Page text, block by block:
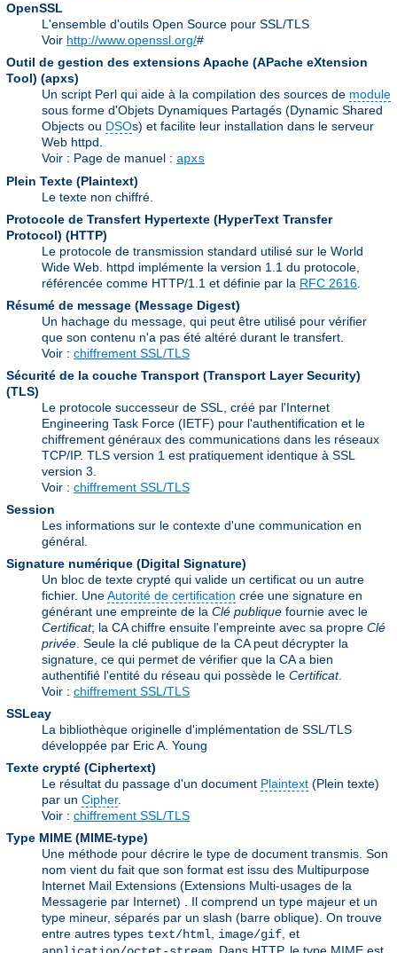
OpenSSL
L'ensemble d'outils Open Source pour SSL/TLS
Voir http://www.openssl.org/#
Outil de gestion des extensions Apache (APache eXtension
Tool) (apxs)
Un script Perl qui aide à la compilation des sources de module
sous forme d'Objets Dynamiques Partagés (Dynamic Shared
Objects ou DSOs) et facilite leur installation dans le serveur
Web httpd.
Voir : Page de manuel : apxs
Plein Texte (Plaintext)
Le texte non chiffré.
Protocole de Transfert Hypertexte (HyperText Transfer
Protocol) (HTTP)
Le protocole de transmission standard utilisé sur le World
Wide Web. httpd implémente la version 1.1 du protocole,
référencée comme HTTP/1.1 et définie par la RFC 2616
Résumé de message (Message Digest)
Un hachage du message, qui peut être utilisé pour vérifier
que son contenu n'a pas été altéré durant le transfert.
Voir : chiffrement SSL/TLS
Sécurité de la couche Transport (Transport Layer Security)
(TLS)
Le protocole successeur de SSL, créé par l'Internet
Engineering Task Force (IETF) pour l'authentification et le
chiffrement généraux des communications dans les réseaux
TCP/IP. TLS version 1 est pratiquement identique à SSL
version 3.
Voir : chiffrement SSL/TLS
Session
Les informations sur le contexte d'une communication en
général.
Signature numérique (Digital Signature)
Un bloc de texte crypté qui valide un certificat ou un autre
fichier. UneAutorité de certification crée une signature en
générant une empreinte de la Clé publique fournie avec le
Certificat; la CA chiffre ensuite l'empreinte avec sa propre Clé
privée . Seule la clé publique de la CA peut décrypter la
signature, ce qui permet de vérifier que la CA a bien
authentifié l'entité du réseau qui possède le Certificat.
Voir : chiffrement SSL/TLS
SSLeay
La bibliothèque originelle d'implémentation de SSL/TLS
développée par Eric A. Young
Texte crypté (Ciphertext)
Le résultat du passage d'un document Plaintext (Plein texte)
par un Cipher.
Voir : chiffrement SSL/TLS
Type MIME (MIME-type)
Une méthode pour décrire le type de document transmis. Son
nom vient du fait que son format est issu des Multipurpose
Internet Mail Extensions (Extensions Multi-usages de la
Messagerie par Internet) . Il comprend un type majeur et un
type mineur, séparés par un slash (barre oblique). On trouve
entre autres types text/html image/gif , et